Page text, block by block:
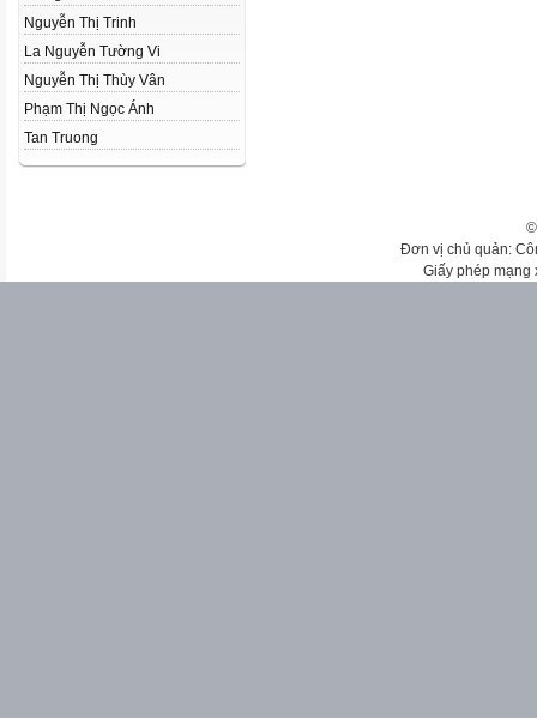
Nguyễn Thị Trinh
La Nguyễn Tường Vi
Nguyễn Thị Thùy Vân
Phạm Thị Ngọc Ánh
Tan Truong
Đơn vị chủ quản:
Giấy phép mạng